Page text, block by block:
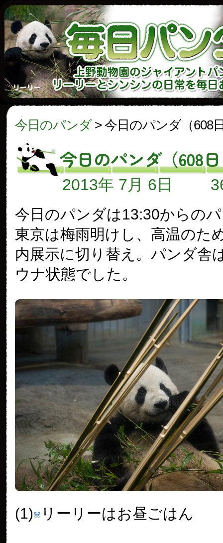
今日のパンダ> 今日のパンダ（608
今日のパンダ（608
2013年 7月 6日
今日のパンダは13:30からの
東京は梅雨明けし、高温のた
内展示に切り替え。パンダ舎
ウナ状態でした。
(1) リーリーはお昼ごはん